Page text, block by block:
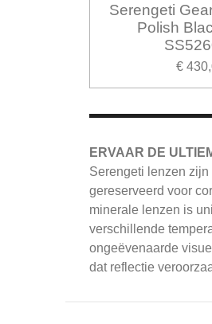
Serengeti
Polish
€
ERVAAR DE
Serengeti lenzen
gereserveerd voor
minerale lenzen is
verschillende
ongeëvenaarde
dat reflectie